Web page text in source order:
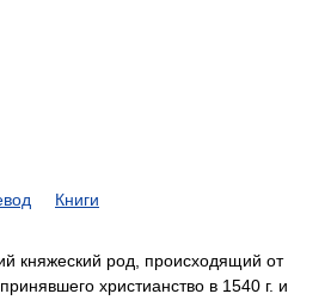
Книги
княжеский род, происходящий от
христианство в 1540 г. и